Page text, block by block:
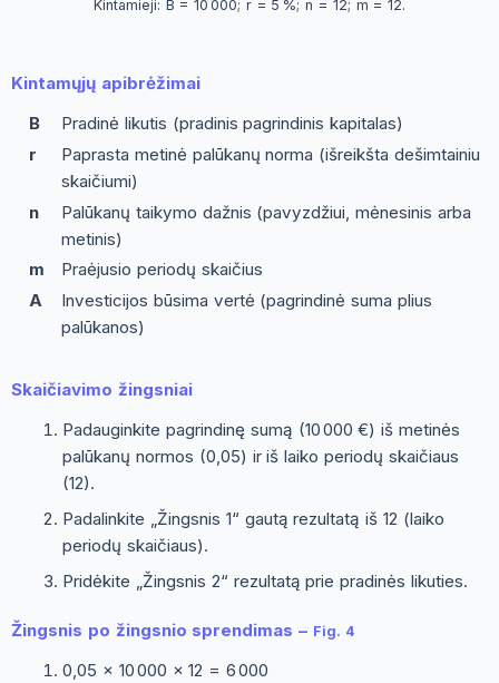
Kintamieji: B = 10 000; r = 5 %; n = 12; m = 12.
Kintamųjų apibrėžimai
B
Pradinė likutis (pradinis pagrindinis kapitalas)
r
Paprasta metinė palūkanų norma (išreikšta dešimtainiu
skaičiumi)
n
Palūkanų taikymo dažnis (pavyzdžiui, mėnesinis arba
metinis)
m
Praėjusio periodų skaičius
A
Investicijos būsima vertė (pagrindinė suma plius
palūkanos)
Skaičiavimo žingsniai
Padauginkite pagrindinę sumą (10 000 €) iš metinės
palūkanų normos (0,05) ir iš laiko periodų skaičiaus
(12).
Padalinkite „Žingsnis 1“ gautą rezultatą iš 12 (laiko
periodų skaičiaus).
Pridėkite „Žingsnis 2“ rezultatą prie pradinės likuties.
Žingsnis po žingsnio sprendimas – Fig. 4
0,05 × 10 000 × 12 = 6 000